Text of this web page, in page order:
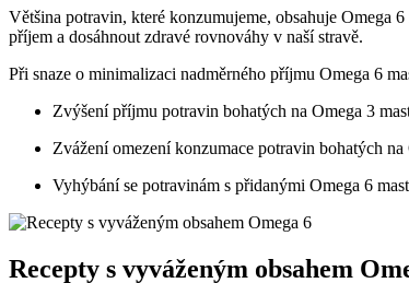
Většina potravin, které konzumujeme, obsahuje Omega
příjem a dosáhnout zdravé rovnováhy v naší stravě.
Při snaze o minimalizaci nadměrného příjmu Omega 6
Zvýšení příjmu potravin bohatých na Omega 3
Zvážení omezení konzumace potravin bohatých
Vyhýbání se potravinám s přidanými Omega 6
Recepty s vyváženým obsahem